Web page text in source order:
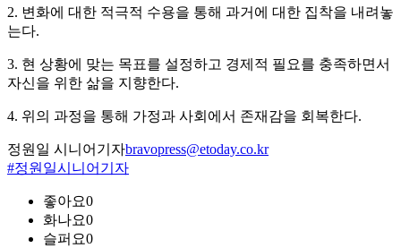
2. 변화에 대한 적극적 수용을 통해 과거에 대한 집착을 내려놓
는다.
3. 현 상황에 맞는 목표를 설정하고 경제적 필요를 충족하면서
자신을 위한 삶을 지향한다.
4. 위의 과정을 통해 가정과 사회에서 존재감을 회복한다.
정원일 시니어기자bravopress@etoday.co.kr
#정원일시니어기자
좋아요0
화나요0
슬퍼요0